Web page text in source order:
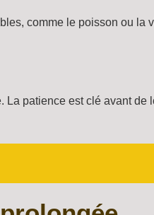
comme le poisson ou la
La patience est clé avant de